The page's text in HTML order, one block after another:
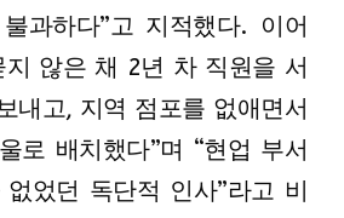
과하다”고 지적했다. 이어
지 않은 채 2년 차 직원을 서
내고, 지역 점포를 없애면서
로 배치했다”며 “현업 부서
었던 독단적 인사”라고 비